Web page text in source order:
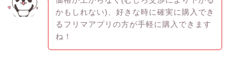
かもしれない)、好きな時に確実に購入でき
るフリマアプリの方が手軽に購入できます
ね！